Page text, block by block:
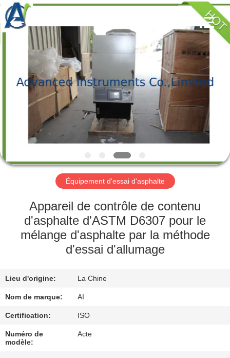
MAISON
PRODUITS
SUJET
DE
NOUS
VISITE
D'USINE
CONTRÔLE
QUALITÉ
CONTACTEZ-
NOUS
-
2026
Advanced
Instruments
Co.,Limited.
All
Équipement d'essai d'asphalte
Appareil de contrôle de contenu
d'asphalte d'ASTM D6307 pour le
mélange d'asphalte par la méthode
d'essai d'allumage
Lieu d'origine: La Chine
Nom de marque: AI
Certification: ISO
Numéro de
modèle:
Acte